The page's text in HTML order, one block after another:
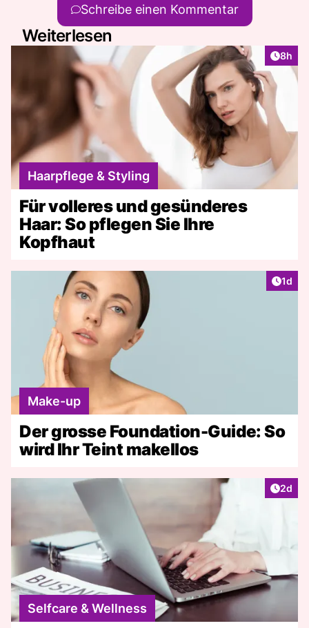
Schreibe einen Kommentar
Weiterlesen
8h
Haarpflege & Styling
Für volleres und gesünderes
Haar: So pflegen Sie Ihre
Kopfhaut
1d
Make-up
Der grosse Foundation-Guide: So
wird Ihr Teint makellos
2d
Selfcare & Wellness